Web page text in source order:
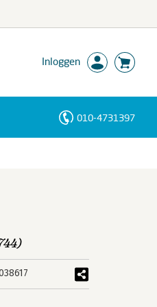
Inloggen
010-4731397